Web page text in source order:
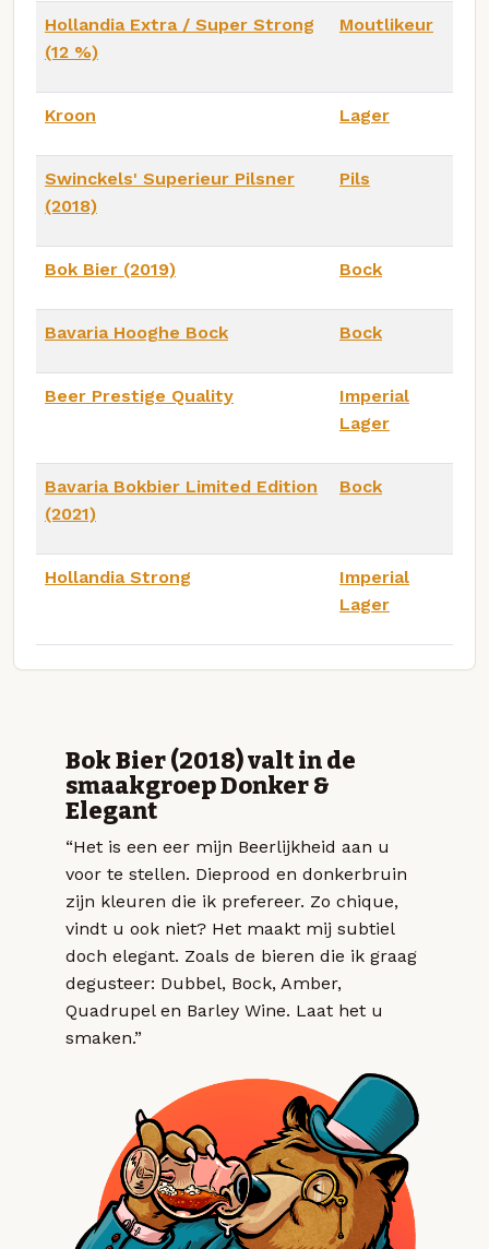
Hollandia Extra / Super Strong
(12 %)
Moutlikeur
Kroon Lager
Swinckels' Superieur Pilsner
(2018)
Pils
Bok Bier (2019) Bock
Bavaria Hooghe Bock Bock
Beer Prestige Quality
Imperial
Lager
Bavaria Bokbier Limited Edition
(2021)
Bock
Hollandia Strong
Imperial
Lager
Bok Bier (2018) valt in de
smaakgroep Donker &
Elegant
“Het is een eer mijn Beerlijkheid aan u
voor te stellen. Dieprood en donkerbruin
zijn kleuren die ik prefereer. Zo chique,
vindt u ook niet? Het maakt mij subtiel
doch elegant. Zoals de bieren die ik graag
degusteer: Dubbel, Bock, Amber,
Quadrupel en Barley Wine. Laat het u
smaken.”